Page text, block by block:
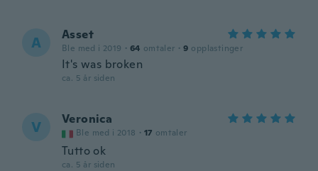
A Asset
Ble med i 2019 · 64 omtaler · 9 opplastinger
It's was broken
ca. 5 år siden
V Veronica
Ble med i 2018 · 17 omtaler
Tutto ok
ca. 5 år siden